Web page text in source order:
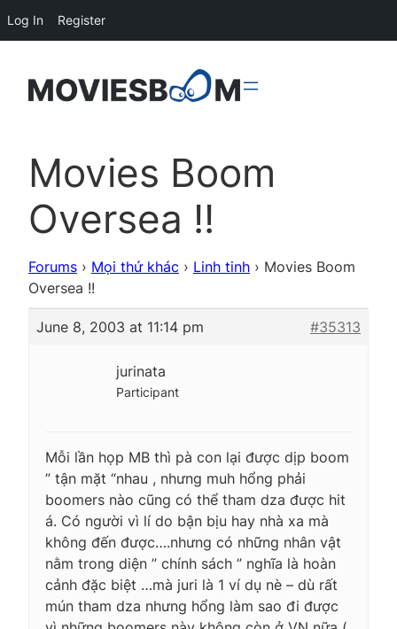
Movies Boom
Oversea !!
Forums › Mọi thứ khác › Linh tinh › Movies Boom
Oversea !!
June 8, 2003 at 11:14 pm #35313
jurinata
Participant
Mỗi lần họp MB thì pà con lại được dịp boom
” tận mặt “nhau , nhưng muh hổng phải
boomers nào cũng có thể tham dza được hit
á. Có người vì lí do bận bịu hay nhà xa mà
không đến được….nhưng có những nhân vật
nằm trong diện ” chính sách ” nghĩa là hoàn
cảnh đặc biệt …mà juri là 1 ví dụ nè – dù rất
mún tham dza nhưng hổng làm sao đi được
Log In Register